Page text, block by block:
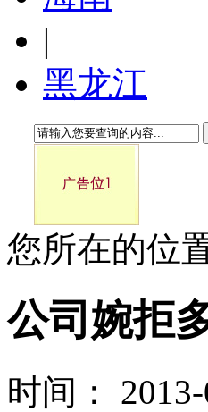
|
黑龙江
您所在的位
公司婉拒
时间：